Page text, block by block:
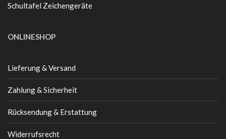
Schultafel Zeichengeräte
ONLINESHOP
Lieferung & Versand
Zahlung & Sicherheit
Rücksendung & Erstattung
Widerrufsrecht